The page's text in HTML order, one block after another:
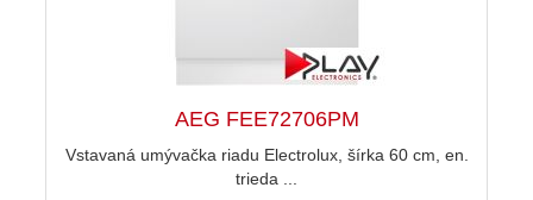
AEG FEE72706PM
Vstavaná umývačka riadu Electrolux, šírka 60 cm, en.
trieda ...